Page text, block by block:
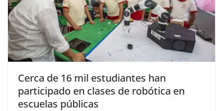
Cerca de 16 mil estudiantes han
participado en clases de robótica en
escuelas públicas